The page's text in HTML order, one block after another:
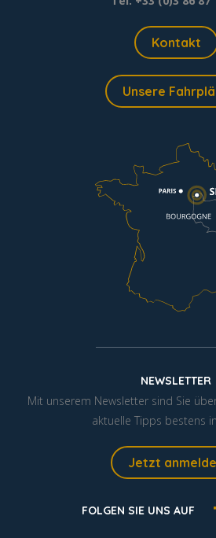
Kontakt
Unsere
NEWSLETTER
Mit unserem Newsletter sind Sie
aktuelle Tipps bestens
Jetzt
FOLGEN SIE UNS AUF